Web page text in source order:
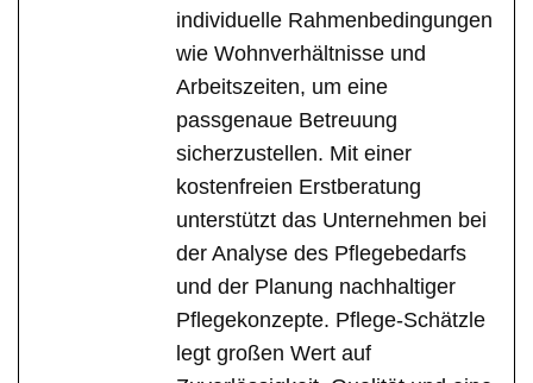
individuelle Rahmenbedingungen
wie Wohnverhältnisse und
Arbeitszeiten, um eine
passgenaue Betreuung
sicherzustellen. Mit einer
kostenfreien Erstberatung
unterstützt das Unternehmen bei
der Analyse des Pflegebedarfs
und der Planung nachhaltiger
Pflegekonzepte. Pflege-Schätzle
legt großen Wert auf